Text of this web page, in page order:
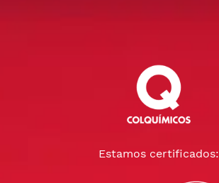
Estamos certificados: